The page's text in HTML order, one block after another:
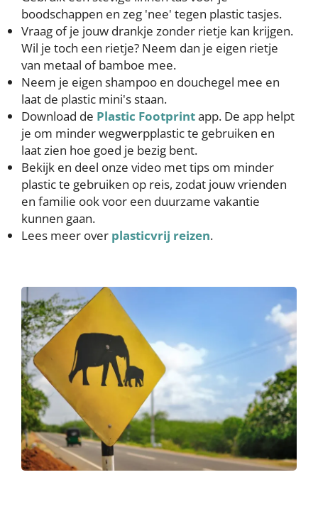
boodschappen en zeg 'nee' tegen plastic tasjes.
Vraag of je jouw drankje zonder rietje kan krijgen.
Wil je toch een rietje? Neem dan je eigen rietje
van metaal of bamboe mee.
Neem je eigen shampoo en douchegel mee en
laat de plastic mini's staan.
Download de Plastic Footprintapp. De app helpt
je om minder wegwerpplastic te gebruiken en
laat zien hoe goed je bezig bent.
Bekijk en deel onze video met tips om minder
plastic te gebruiken op reis, zodat jouw vrienden
en familie ook voor een duurzame vakantie
kunnen gaan.
Lees meer over plasticvrij reizen.